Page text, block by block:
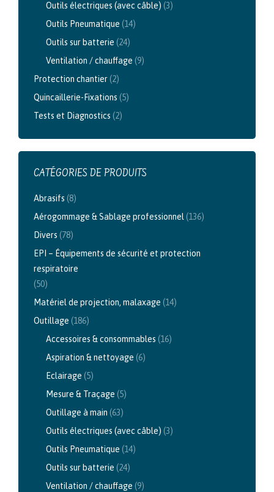
Outils électriques (avec câble) (3)
Outils Pneumatique (14)
Outils sur batterie (24)
Ventilation / chauffage (9)
Protection chantier(2)
Quincaillerie-Fixations (5)
Tests et Diagnostics (2)
CATÉGORIES DE PRODUITS
Abrasifs (8)
Aérogommage & Sablage professionnel (136)
Divers (78)
EPI – Équipements de sécurité et protection
respiratoire
(50)
Matériel de projection, malaxage (14)
Outillage (186)
Accessoires & consommables (16)
Aspiration & nettoyage (6)
Eclairage (5)
Mesure & Traçage (5)
Outillage à main (63)
Outils électriques (avec câble) (3)
Outils Pneumatique (14)
Outils sur batterie (24)
Ventilation / chauffage (9)